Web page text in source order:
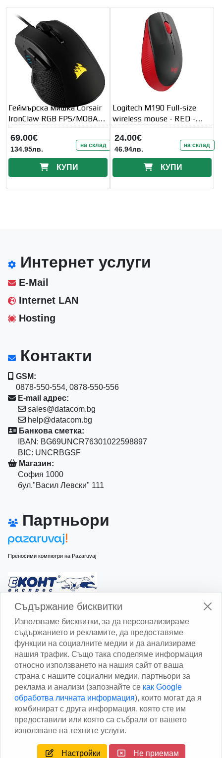
Геймърска мишка Corsair
IronClaw RGB FPS/MOBA 7
програмируеми бутона
69.00€
134.95лв. на склад
КУПИ
Logitech M190 Full-size
wireless mouse - RED -
2.4GHZ - N/A - EMEA -
M190
24.00€
46.94лв. на склад
КУПИ
Интернет услуги
E-Mail
Internet LAN
Hosting
Контакти
GSM:
0878-550-554, 0878-550-556
E-mail адрес:
sales@datacom.bg
help@datacom.bg
Банкова сметка:
IBAN: BG69UNCR76301022598897
BIC: UNCRBGSF
Магазин:
София 1000
бул."Васил Левски" 111
Партньори
Преносими компютри на Pazaruvaj
Изчисли доставката с Еконт
Изчисли доставката със Спиди
Facebook
Съдържание бисквитки
Използваме бисквитки, за да персонализираме
съдържанието и рекламите, да предоставяме
функции на социалните медии и да анализираме
нашия трафик. Също така споделяме информация
относно използването на нашия сайт от ваша
страна с нашите социални медии, партньори за
реклама и анализи (запознайте се как Google
обработва личната информация), които могат да я
комбинират с друга информация, която сте им
предоставили или която са събрали от вашето
използване на техните услуги.
Настройки Не приемам